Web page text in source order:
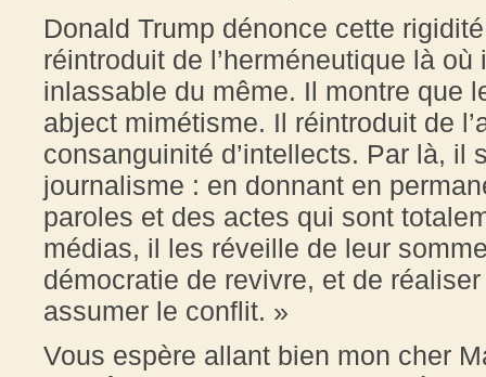
Donald Trump dénonce cette
réintroduit de l’herméneutique là
inlassable du même. Il montre que
abject mimétisme. Il réintroduit de
consanguinité d’intellects. Par là, il
journalisme : en donnant en
paroles et des actes qui sont
médias, il les réveille de leur
démocratie de revivre, et de
assumer le conflit. »
Vous espère allant bien mon cher